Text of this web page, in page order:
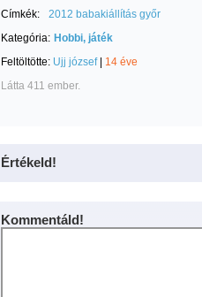
Címkék:
2012 babakiállítás győr
Kategória: Hobbi, játék
Feltöltötte: Ujj józsef| 14 éve
Látta 411 ember.
Értékeld!
Kommentáld!